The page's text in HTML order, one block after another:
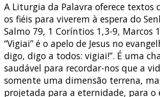
A Liturgia da Palavra oferece textos
os fiéis para viverem à espera do
Salmo 79, 1 Coríntios 1,3-9, Marcos
“Vigiai” é o apelo de Jesus no
digo, digo a todos: vigiai!”. É uma
saudável para recordar-nos que a
somente uma dimensão terrena,
projetada para a eternidade, para o